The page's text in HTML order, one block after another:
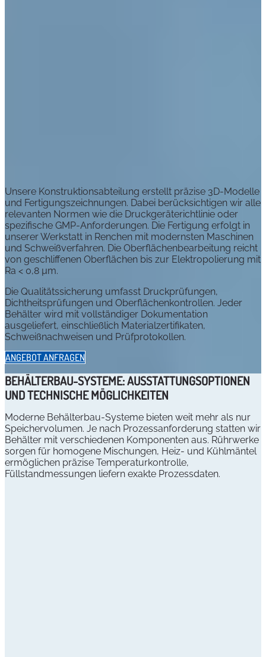
Unsere Konstruktionsabteilung erstellt präzise 3D-Modelle
und Fertigungszeichnungen. Dabei berücksichtigen wir alle
relevanten Normen wie die Druckgeräterichtlinie oder
spezifische GMP-Anforderungen. Die Fertigung erfolgt in
unserer Werkstatt in Renchen mit modernsten Maschinen
und Schweißverfahren. Die Oberflächenbearbeitung reicht
von geschliffenen Oberflächen bis zur Elektropolierung mit
Ra < 0,8 µm.
Die Qualitätssicherung umfasst Druckprüfungen,
Dichtheitsprüfungen und Oberflächenkontrollen. Jeder
Behälter wird mit vollständiger Dokumentation
ausgeliefert, einschließlich Materialzertifikaten,
Schweißnachweisen und Prüfprotokollen.
ANGEBOT ANFRAGEN
BEHÄLTERBAU-SYSTEME: AUSSTATTUNGSOPTIONEN
UND TECHNISCHE MÖGLICHKEITEN
Moderne Behälterbau-Systeme bieten weit mehr als nur
Speichervolumen. Je nach Prozessanforderung statten wir
Behälter mit verschiedenen Komponenten aus. Rührwerke
sorgen für homogene Mischungen, Heiz- und Kühlmäntel
ermöglichen präzise Temperaturkontrolle,
Füllstandmessungen liefern exakte Prozessdaten.